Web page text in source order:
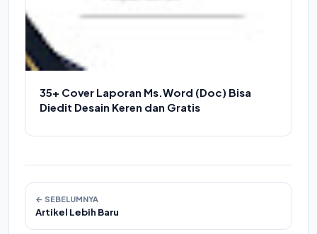
35+ Cover Laporan Ms.Word (Doc) Bisa
Diedit Desain Keren dan Gratis
← SEBELUMNYA
Artikel Lebih Baru